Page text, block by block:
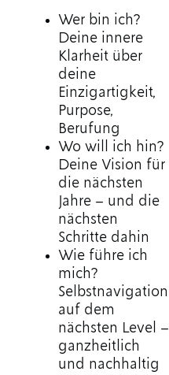
Wer bin ich?
Deine innere
Klarheit über
deine
Einzigartigkeit,
Purpose,
Berufung
Wo will ich hin?
Deine Vision für
die nächsten
Jahre – und die
nächsten
Schritte dahin
Wie führe ich
mich?
Selbstnavigation
auf dem
nächsten Level –
ganzheitlich
und nachhaltig